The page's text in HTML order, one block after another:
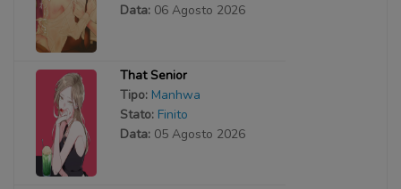
Data: 06 Agosto 2026
That Senior
Tipo: Manhwa
Stato: Finito
Data: 05 Agosto 2026